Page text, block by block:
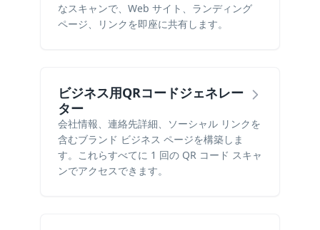
なスキャンで、Web サイト、ランディング
ページ、リンクを即座に共有します。
ビジネス用QRコードジェネレー
ター
会社情報、連絡先詳細、ソーシャル リンクを
含むブランド ビジネス ページを構築しま
す。これらすべてに 1 回の QR コード スキャ
ンでアクセスできます。